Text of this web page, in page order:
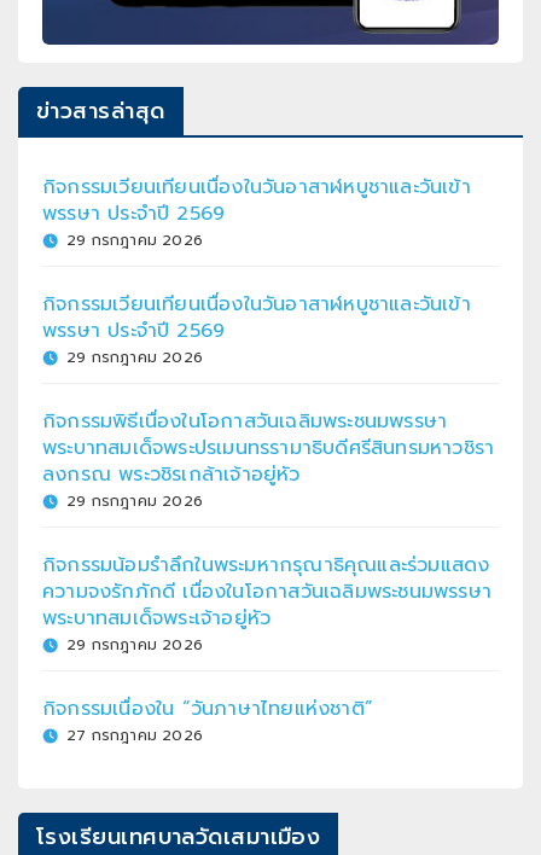
ข่าวสารล่าสุด
กิจกรรมเวียนเทียนเนื่องในวันอาสาฬหบูชาและวันเข้า
พรรษา ประจำปี 2569
29 กรกฎาคม 2026
กิจกรรมเวียนเทียนเนื่องในวันอาสาฬหบูชาและวันเข้า
พรรษา ประจำปี 2569
29 กรกฎาคม 2026
กิจกรรมพิธีเนื่องในโอกาสวันเฉลิมพระชนมพรรษา
พระบาทสมเด็จพระปรเมนทรรามาธิบดีศรีสินทรมหาวชิรา
ลงกรณ พระวชิรเกล้าเจ้าอยู่หัว
29 กรกฎาคม 2026
กิจกรรมน้อมรำลึกในพระมหากรุณาธิคุณและร่วมแสดง
ความจงรักภักดี เนื่องในโอกาสวันเฉลิมพระชนมพรรษา
พระบาทสมเด็จพระเจ้าอยู่หัว
29 กรกฎาคม 2026
กิจกรรมเนื่องใน “วันภาษาไทยแห่งชาติ”
27 กรกฎาคม 2026
โรงเรียนเทศบาลวัดเสมาเมือง